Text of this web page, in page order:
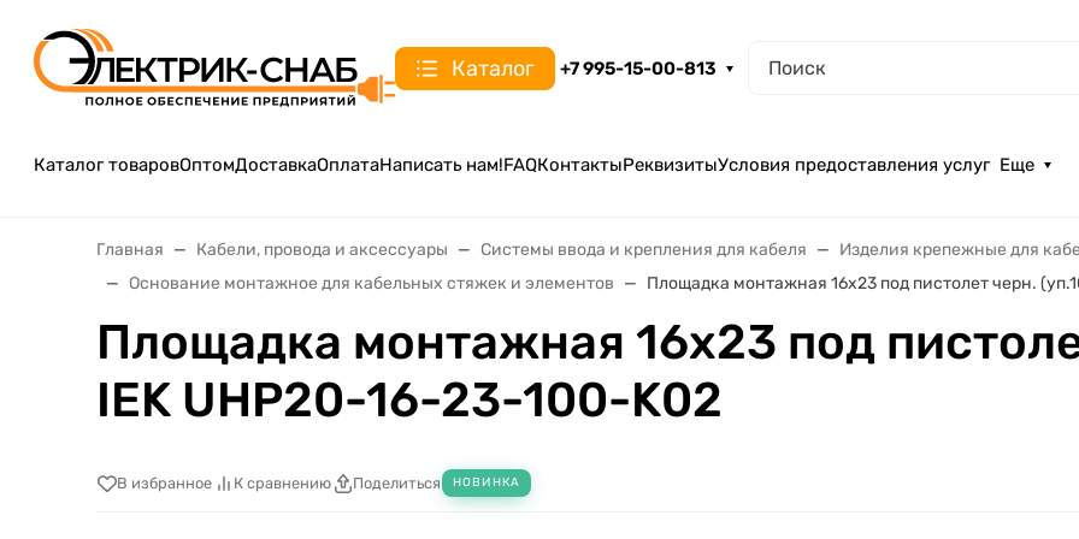
Каталог +7 995-15-00-813
Каталог товаровОптомДоставкаОплатаНаписать нам!FAQКонтактыРеквизитыУсловия предоставления услуг Еще
Главная Кабели, провода и аксессуары Системы ввода и крепления для кабеля
Изделия крепежные для
Основание монтажное для кабельных стяжек и элементов
Площадка монтажная 16х23 под пистолет черн.
Площадка монтажная 16х23 под
IEK UHP20-16-23-100-K02
В избранное К сравнению Поделиться НОВИНКА